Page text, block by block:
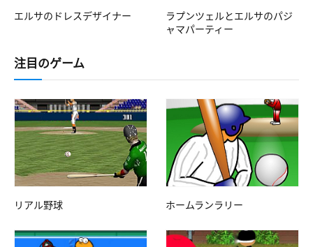
エルサのドレスデザイナー
ラプンツェルとエルサのパジ
ャマパーティー
注目のゲーム
リアル野球 ホームランラリー